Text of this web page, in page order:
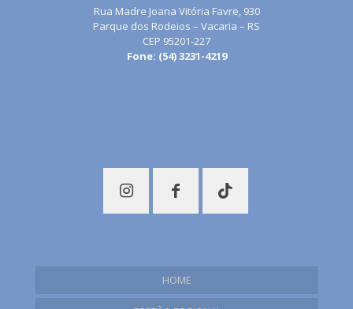
Rua Madre Joana Vitória Favre, 930
Parque dos Rodeios – Vacaria – RS
CEP 95201-227
Fone: (54) 3231-4219
HOME